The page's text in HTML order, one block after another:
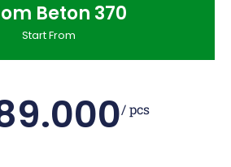
Beton 370
Start From
/ pcs